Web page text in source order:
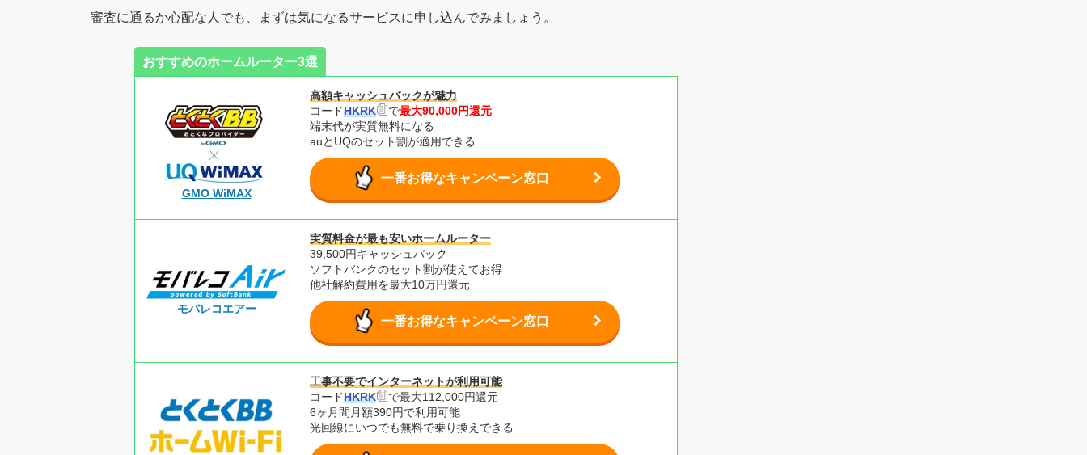
審査に通るか心配な人でも、まずは気になるサービスに申し込んでみましょう。
おすすめのホームルーター3選
GMO WiMAX
高額キャッシュバックが魅力
コードHKRK で最大90,000円還元
端末代が実質無料になる
auとUQのセット割が適用できる
一番お得なキャンペーン窓口
モバレコエアー
実質料金が最も安いホームルーター
39,500円キャッシュバック
ソフトバンクのセット割が使えてお得
他社解約費用を最大10万円還元
一番お得なキャンペーン窓口
工事不要でインターネットが利用可能
コードHKRK
で最大112,000円還元
6ヶ月間月額390円で利用可能
光回線にいつでも無料で乗り換えできる